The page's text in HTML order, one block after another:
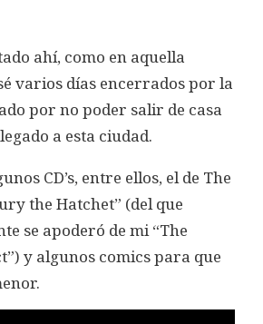
ahí, como en aquella
varios días encerrados por la
por no poder salir de casa
a esta ciudad.
CD’s, entre ellos, el de The
the Hatchet” (del que
se apoderó de mi “The
y algunos comics para que